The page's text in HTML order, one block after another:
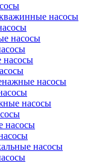
насосы
насосы
насосы
насосы
насосы
насосы
насосы